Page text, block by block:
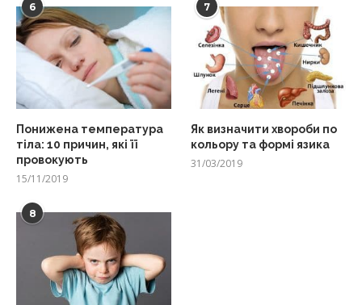
6
Понижена температура
тіла: 10 причин, які її
провокують
15/11/2019
7
Як визначити хвороби по
кольору та формі язика
31/03/2019
8